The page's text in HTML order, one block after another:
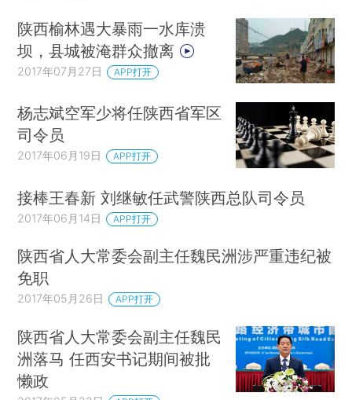
陕西榆林遇大暴雨一水库溃
坝，县城被淹群众撤离
2017年07月27日 APP打开
杨志斌空军少将任陕西省军区
司令员
2017年06月19日 APP打开
接棒王春新 刘继敏任武警陕西总队司令员
2017年06月14日 APP打开
陕西省人大常委会副主任魏民洲涉严重违纪被
免职
2017年05月26日 APP打开
陕西省人大常委会副主任魏民
洲落马 任西安书记期间被批
懒政